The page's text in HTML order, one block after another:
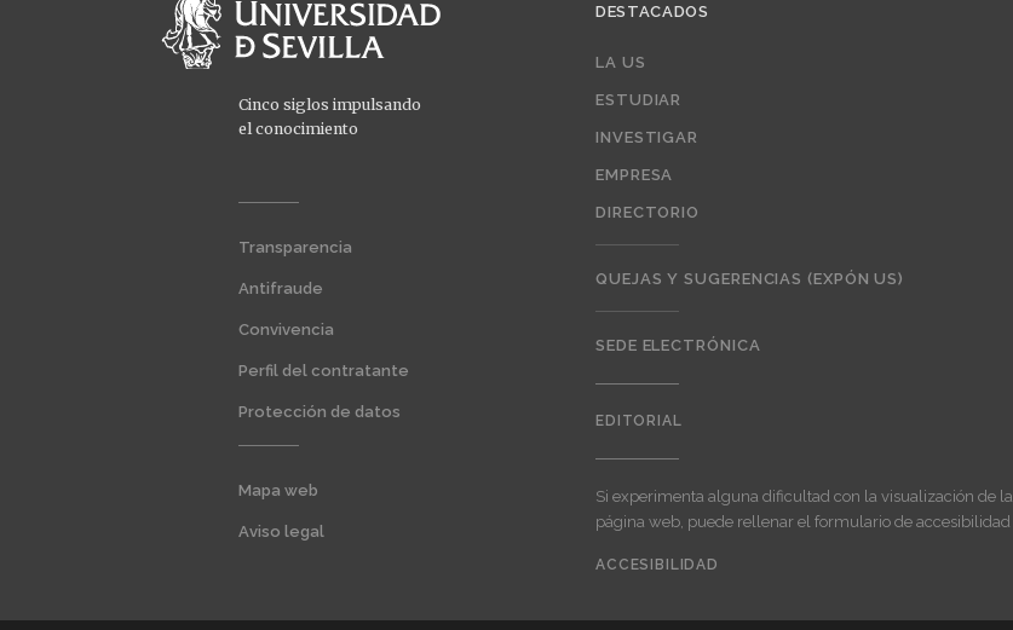
Cinco siglos impulsando
el conocimiento
Transparencia
Antifraude
Convivencia
Perfil del contratante
Protección de datos
Mapa web
Aviso legal
DESTACADOS
LA US
ESTUDIAR
INVESTIGAR
EMPRESA
DIRECTORIO
QUEJAS Y SUGERENCIAS (EXPÓN US)
SEDE ELECTRÓNICA
EDITORIAL
Si experimenta alguna dificultad con la visualización de la
página web, puede rellenar el formulario de accesibilidad
ACCESIBILIDAD